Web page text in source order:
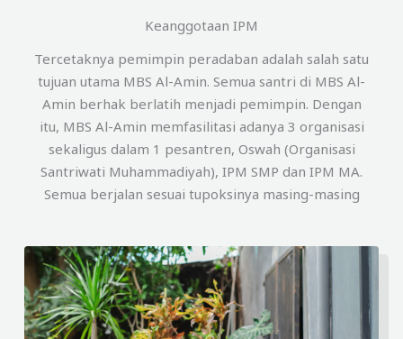
Keanggotaan IPM
Tercetaknya pemimpin peradaban adalah salah satu
tujuan utama MBS Al-Amin. Semua santri di MBS Al-
Amin berhak berlatih menjadi pemimpin. Dengan
itu, MBS Al-Amin memfasilitasi adanya 3 organisasi
sekaligus dalam 1 pesantren, Oswah (Organisasi
Santriwati Muhammadiyah), IPM SMP dan IPM MA.
Semua berjalan sesuai tupoksinya masing-masing